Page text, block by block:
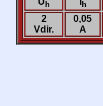
h h
2
Vdir.
0,05
A